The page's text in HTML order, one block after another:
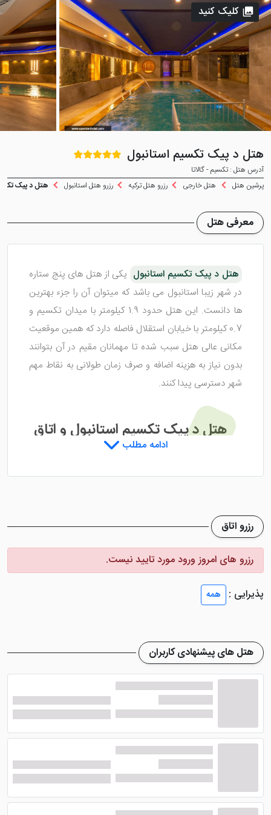
هتل د پیک تکسیم استانبول
آدرس هتل : تکسیم - گالاتا
پرشین هتل
هتل خارجی رزرو هتل ترکیه رزرو هتل استانبول هتل د پیک
کلیک کنید
معرفی هتل
هتل د پیک تکسیم استانبول یکی از هتل های پنج ستاره
در شهر زیبا استانبول می باشد که میتوان آن را جزء بهترین
ها دانست. این هتل حدود 1.9 کیلومتر با میدان تکسیم و
0.7 کیلومتر با خیابان استقلال فاصله دارد که همین موقعیت
مکانی عالی هتل سبب شده تا مهمانان مقیم در آن بتوانند
بدون نیاز به هزینه اضافه و صرف زمان طولانی به نقاط مهم
شهر دسترسی پیدا کنند.
هتل د پیک تکسیم استانبول و اتاق
هایی با دیزاین مدرن
انتخاب این هتل را به دست خواهند آورد. ضمن اینکه تمامی
اتاق های هتل دارای مجهز ترین امکانات مانند سرویس
فرنگی، حمام، آباژور، تلویزون صقحه تخت، مبلمان راحتی
شیک، قهوه ساز و .... می باشند. شما می توانید با
هتل د پیک تکسیم استانبول لحظاتی خاطره انگیز از اقامت
برخی از اتاق های هتل مجهز به وان می باشند.
کیفیت غذایی رستوران هتل د پیک
تکسیم استانبول چگونه است؟
هتل لوکس د پیک تکسیم استانبول
بسیار شیک و زیبا است که در آن منویی با متنوع ترین
غذاهای بین المللی سرو می شود. در این رستوران صبحانه به
صورت رایگان به مهمانان مقیم به صورت منوی بوفه ارائه می
ادامه مطلب
رزرو اتاق
رزرو های امروز ورود مورد تایید نیست.
پذیرایی : همه
هتل های پیشنهادی کاربران